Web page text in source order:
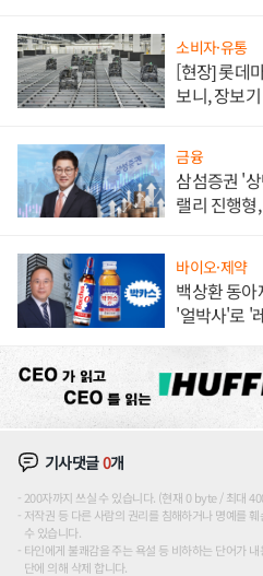
소비자·유통
[현장] 롯데
보니, 장보
금융
삼섬증권 '
랠리 진행형
바이오·제약
백상환 동
'얼박사'로 '
기사댓글0개
200자까지 쓰실 수 있습니다. (현재 0 byte / 최대
저작권 등 다른 사람의 권리를 침해하거나 명예를
수 있습니다.
타인에게 불쾌감을 주는 욕설 등 비하하는 단어가
단에 의해 삭제 합니다.